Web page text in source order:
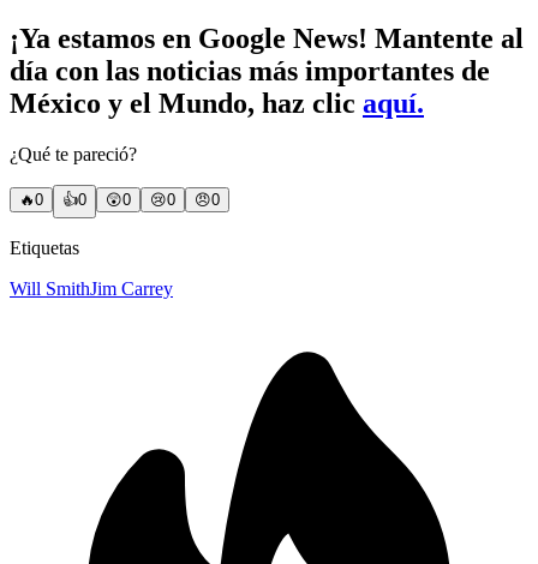
¡Ya estamos en Google News! Mantente al
día con las noticias más importantes de
México y el Mundo, haz clic aquí.
¿Qué te pareció?
🔥0 👍0 😲0 😢0 😠0
Etiquetas
Will SmithJim Carrey